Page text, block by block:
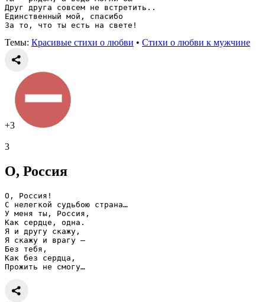
Друг друга совсем не встретить..
Единственный мой, спасибо
За то, что ты есть на свете!
Темы: Красивые стихи о любви • Стихи о любви к мужчине
+3
3
О, Россия
О, Россия!
С нелегкой судьбою страна…
У меня ты, Россия,
Как сердце, одна.
Я и другу скажу,
Я скажу и врагу —
Без тебя,
Как без сердца,
Прожить не смогу…